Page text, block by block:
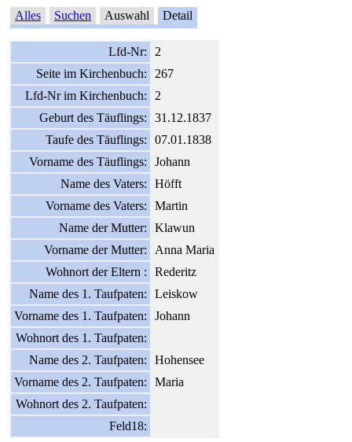
Alles Suchen Auswahl Detail
Lfd-Nr:
2
Seite im Kirchenbuch:
267
Lfd-Nr im Kirchenbuch:
2
Geburt des Täuflings:
31.12.1837
Taufe des Täuflings:
07.01.1838
Vorname des Täuflings:
Johann
Name des Vaters:
Höfft
Vorname des Vaters:
Martin
Name der Mutter:
Klawun
Vorname der Mutter:
Anna Maria
Wohnort der Eltern :
Rederitz
Name des 1. Taufpaten:
Leiskow
Vorname des 1. Taufpaten:
Johann
Wohnort des 1. Taufpaten:
Name des 2. Taufpaten:
Hohensee
Vorname des 2. Taufpaten:
Maria
Wohnort des 2. Taufpaten:
Feld18: